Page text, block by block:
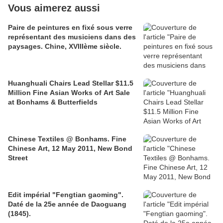
Vous aimerez aussi
Paire de peintures en fixé sous verre
représentant des musiciens dans des
paysages. Chine, XVIIIème siècle.
Huanghuali Chairs Lead Stellar $11.5
Million Fine Asian Works of Art Sale
at Bonhams & Butterfields
Chinese Textiles @ Bonhams. Fine
Chinese Art, 12 May 2011, New Bond
Street
Edit impérial "Fengtian gaoming".
Daté de la 25e année de Daoguang
(1845).